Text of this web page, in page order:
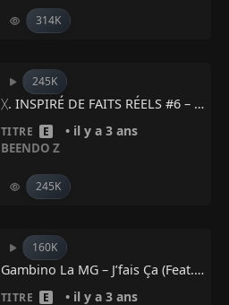
314K
245K
ᚷ. INSPIRÉ DE FAITS RÉELS #6 – Beendo Z
TITRE E • il y a 3 ans
BEENDO Z
245K
160K
Gambino La MG – J’fais Ça (feat. Beendo Z)
TITRE E • il y a 3 ans